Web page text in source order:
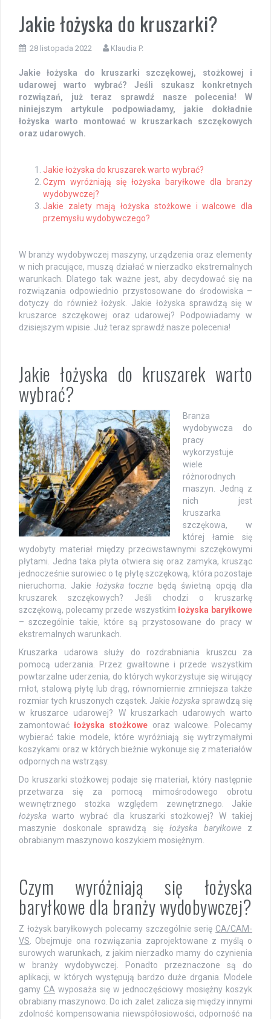
Jakie łożyska do kruszarki?
28 listopada 2022 Klaudia P.
Jakie łożyska do kruszarki szczękowej, stożkowej i
udarowej warto wybrać? Jeśli szukasz konkretnych
rozwiązań, już teraz sprawdź nasze polecenia! W
niniejszym artykule podpowiadamy, jakie dokładnie
łożyska warto montować w kruszarkach szczękowych
oraz udarowych.
Jakie łożyska do kruszarek warto wybrać?
Czym wyróżniają się łożyska baryłkowe dla branży
wydobywczej?
Jakie zalety mają łożyska stożkowe i walcowe dla
przemysłu wydobywczego?
W branży wydobywczej maszyny, urządzenia oraz elementy
w nich pracujące, muszą działać w nierzadko ekstremalnych
warunkach. Dlatego tak ważne jest, aby decydować się na
rozwiązania odpowiednio przystosowane do środowiska –
dotyczy do również łożysk. Jakie łożyska sprawdzą się w
kruszarce szczękowej oraz udarowej? Podpowiadamy w
dzisiejszym wpisie. Już teraz sprawdź nasze polecenia!
Jakie łożyska do kruszarek warto
wybrać?
Branża
wydobywcza do
pracy
wykorzystuje
wiele
różnorodnych
maszyn. Jedną z
nich jest
kruszarka
szczękowa, w
której łamie się
wydobyty materiał między przeciwstawnymi szczękowymi
płytami. Jedna taka płyta otwiera się oraz zamyka, krusząc
jednocześnie surowiec o tę płytę szczękową, która pozostaje
nieruchoma. Jakie łożyska toczne będą świetną opcją dla
kruszarek szczękowych? Jeśli chodzi o kruszarkę
szczękową, polecamy przede wszystkimłożyska baryłkowe
– szczególnie takie, które są przystosowane do pracy w
ekstremalnych warunkach.
Kruszarka udarowa służy do rozdrabniania kruszcu za
pomocą uderzania. Przez gwałtowne i przede wszystkim
powtarzalne uderzenia, do których wykorzystuje się wirujący
młot, stalową płytę lub drąg, równomiernie zmniejsza także
rozmiar tych kruszonych cząstek. Jakiełożyska sprawdzą się
w kruszarce udarowej? W kruszarkach udarowych warto
zamontowaćłożyska stożkowe oraz walcowe. Polecamy
wybierać takie modele, które wyróżniają się wytrzymałymi
koszykami oraz w których bieżnie wykonuje się z materiałów
odpornych na wstrząsy.
Do kruszarki stożkowej podaje się materiał, który następnie
przetwarza się za pomocą mimośrodowego obrotu
wewnętrznego stożka względem zewnętrznego. Jakie
łożyska warto wybrać dla kruszarki stożkowej? W takiej
maszynie doskonale sprawdzą się łożyska baryłkowez
obrabianym maszynowo koszykiem mosiężnym.
Czym wyróżniają się łożyska
baryłkowe dla branży wydobywczej?
Z łożysk baryłkowych polecamy szczególnie serię CA/CAM-
VS . Obejmuje ona rozwiązania zaprojektowane z myślą o
surowych warunkach, z jakim nierzadko mamy do czynienia
w branży wydobywczej. Ponadto przeznaczone są do
aplikacji, w których występują bardzo duże drgania. Modele
gamy CA wyposaża się w jednoczęściowy mosiężny koszyk
obrabiany maszynowo. Do ich zalet zalicza się między innymi
zdolność kompensowania niewspółosiowości, odporność na